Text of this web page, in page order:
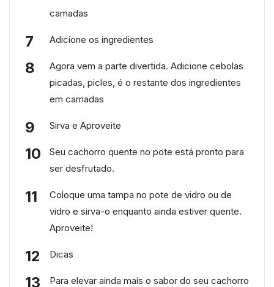
camadas
Adicione os ingredientes
Agora vem a parte divertida. Adicione cebolas
picadas, picles, é o restante dos ingredientes
em camadas
Sirva e Aproveite
Seu cachorro quente no pote está pronto para
ser desfrutado.
Coloque uma tampa no pote de vidro ou de
vidro e sirva-o enquanto ainda estiver quente.
Aproveite!
Dicas
Para elevar ainda mais o sabor do seu cachorro